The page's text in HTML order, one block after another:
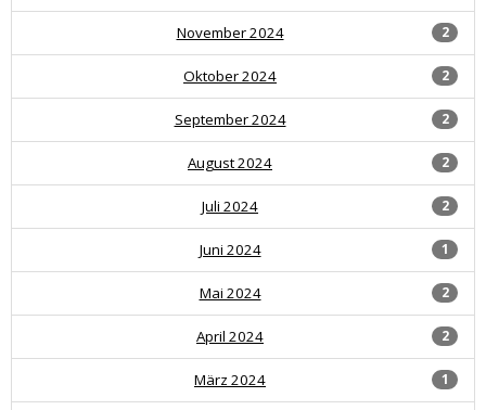
2
November 2024
2
Oktober 2024
2
September 2024
2
August 2024
2
Juli 2024
1
Juni 2024
2
Mai 2024
2
April 2024
1
März 2024